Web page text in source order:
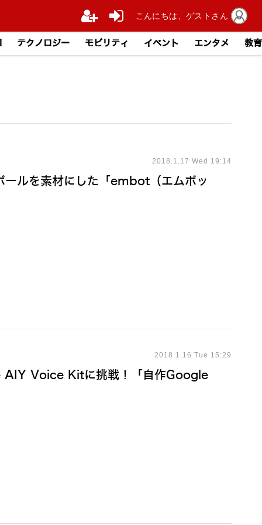
テクノロジー モビリティ イベント エンタメ 教育
2018.1.17 Wed 19:14
ールを素材にした「embot（エムボッ
2018.1.16 Tue 15:29
AIY Voice Kitに挑戦！「自作Google
こんにちは、ゲストさん